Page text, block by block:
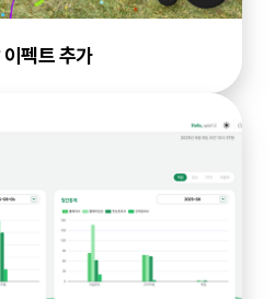
이펙트 추가